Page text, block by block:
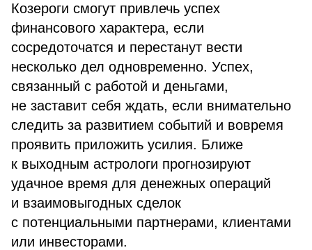
Козероги смогут привлечь успех
финансового характера, если
сосредоточатся и перестанут вести
несколько дел одновременно. Успех,
связанный с работой и деньгами,
не заставит себя ждать, если внимательно
следить за развитием событий и вовремя
проявить приложить усилия. Ближе
к выходным астрологи прогнозируют
удачное время для денежных операций
и взаимовыгодных сделок
с потенциальными партнерами, клиентами
или инвесторами.